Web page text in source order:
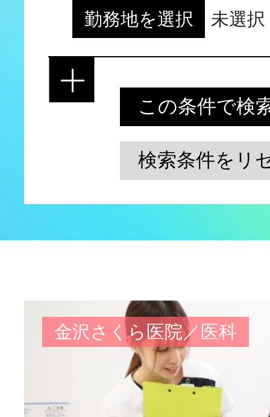
勤務地を選択 未選択
この条件で検
検索条件をリ
金沢さくら医院／医科
ご家族の方へ